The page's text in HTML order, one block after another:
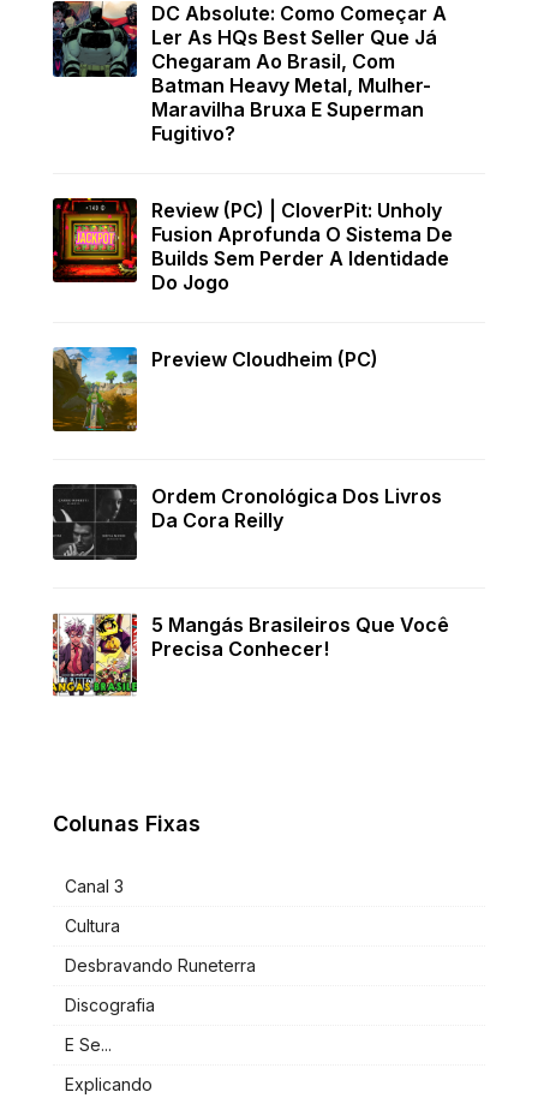
DC Absolute: Como Começar A
Ler As HQs Best Seller Que Já
Chegaram Ao Brasil, Com
Batman Heavy Metal, Mulher-
Maravilha Bruxa E Superman
Fugitivo?
Review (PC) | CloverPit: Unholy
Fusion Aprofunda O Sistema De
Builds Sem Perder A Identidade
Do Jogo
Preview Cloudheim (PC)
Ordem Cronológica Dos Livros
Da Cora Reilly
5 Mangás Brasileiros Que Você
Precisa Conhecer!
Colunas Fixas
Canal 3
Cultura
Desbravando Runeterra
Discografia
E Se...
Explicando